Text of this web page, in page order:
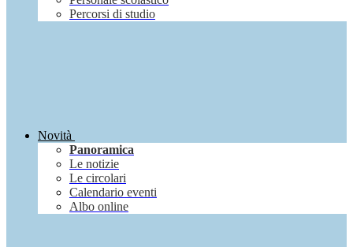
Percorsi di studio
Novità
Panoramica
Le notizie
Le circolari
Calendario eventi
Albo online